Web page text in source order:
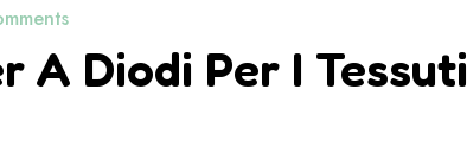
A Diodi Per I Tessuti